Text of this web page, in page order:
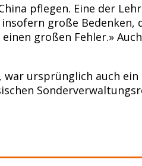
pflegen. Eine der
große Bedenken,
großen Fehler.»
ursprünglich auch